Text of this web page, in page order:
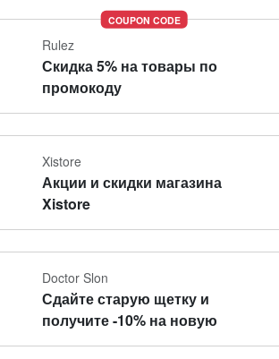
COUPON CODE
Rulez
Скидка 5% на товары по
промокоду
Xistore
Акции и скидки магазина
Xistore
Doctor Slon
Сдайте старую щетку и
получите -10% на новую